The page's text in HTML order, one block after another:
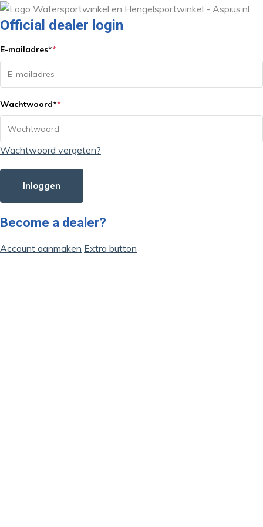
Official dealer login
E-mailadres**
Wachtwoord**
Wachtwoord vergeten?
Inloggen
Become a dealer?
Account aanmaken Extra button